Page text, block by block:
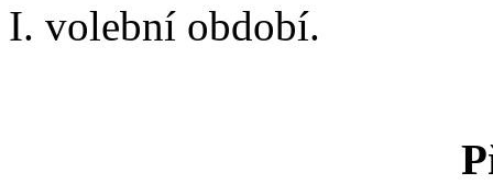
I. volební období.